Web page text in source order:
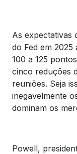
As expectativas
do Fed em
100 a 125
cinco reduções
reuniões. Seja
inegavelmente
dominam os
Powell,